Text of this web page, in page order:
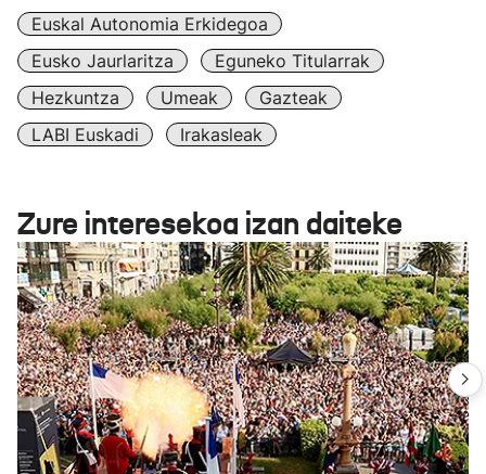
Euskal Autonomia Erkidegoa
Eusko Jaurlaritza
Eguneko Titularrak
Hezkuntza
Umeak
Gazteak
LABI Euskadi
Irakasleak
Zure interesekoa izan daiteke